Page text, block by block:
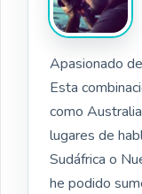
Apasionado
Esta
como
lugares de
Sudáfrica o
he podido